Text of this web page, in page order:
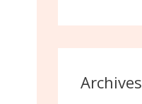
Archives